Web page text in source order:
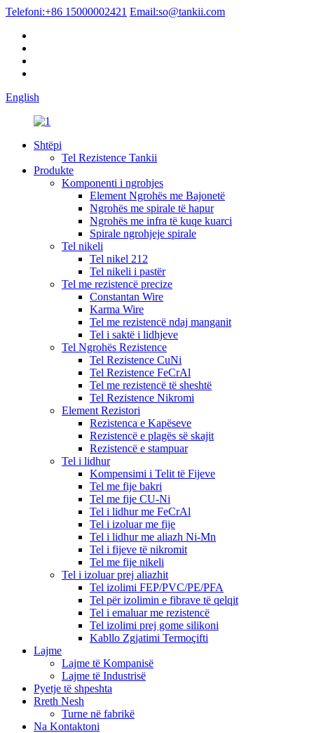
Telefoni:+86 15000002421 Email:so@tankii.com
English
Shtëpi
Tel Rezistence Tankii
Produkte
Komponenti i ngrohjes
Element Ngrohës me Bajonetë
Ngrohës me spirale të hapur
Ngrohës me infra të kuqe kuarci
Spirale ngrohjeje spirale
Tel nikeli
Tel nikel 212
Tel nikeli i pastër
Tel me rezistencë precize
Constantan Wire
Karma Wire
Tel me rezistencë ndaj manganit
Tel i saktë i lidhjeve
Tel Ngrohës Rezistence
Tel Rezistence CuNi
Tel Rezistence FeCrAl
Tel me rezistencë të sheshtë
Tel Rezistence Nikromi
Element Rezistori
Rezistenca e Kapëseve
Rezistencë e plagës së skajit
Rezistencë e stampuar
Tel i lidhur
Kompensimi i Telit të Fijeve
Tel me fije bakri
Tel me fije CU-Ni
Tel i lidhur me FeCrAl
Tel i izoluar me fije
Tel i lidhur me aliazh Ni-Mn
Tel i fijeve të nikromit
Tel me fije nikeli
Tel i izoluar prej aliazhit
Tel izolimi FEP/PVC/PE/PFA
Tel për izolimin e fibrave të qelqit
Tel i emaluar me rezistencë
Tel izolimi prej gome silikoni
Kabllo Zgjatimi Termoçifti
Lajme
Lajme të Kompanisë
Lajme të Industrisë
Pyetje të shpeshta
Rreth Nesh
Turne në fabrikë
Na Kontaktoni